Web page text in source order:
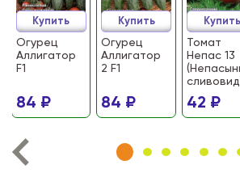
Огурец
Аллигатор
F1
84 ₽
Купить
Огурец
Аллигатор
2 F1
84 ₽
Купить
Томат
Непас 13
42 ₽
Купить